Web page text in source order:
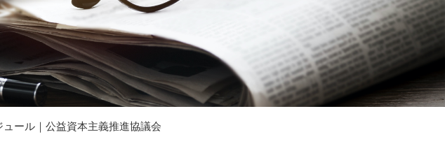
ュール｜公益資本主義推進協議会